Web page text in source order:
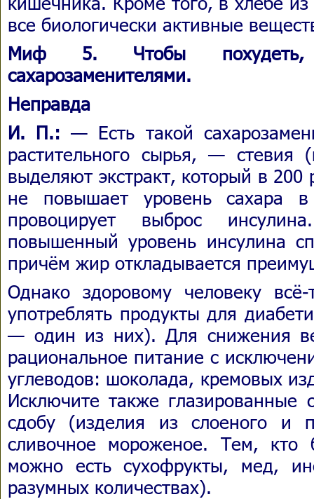
все биологически активные
Миф 5. Чтобы похудеть,
сахарозаменителями.
Неправда
И. П.: — Есть такой
растительного сырья, — стевия
выделяют экстракт, который в 200
не повышает уровень сахара
провоцирует выброс
повышенный уровень инсулина
причём жир откладывается
Однако здоровому человеку
употреблять продукты для
— один из них). Для снижения
рациональное питание с
углеводов: шоколада, кремовых
Исключите также глазированные
сдобу (изделия из слоеного и
сливочное мороженое. Тем, кто
можно есть сухофрукты, мед,
разумных количествах).